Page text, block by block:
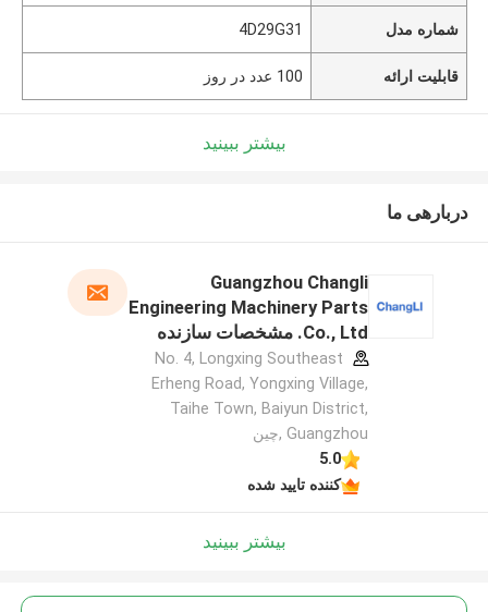
شماره مدل 4D29G31
قابلیت ارائه 100 عدد در روز
بیشتر ببینید
دربارهی ما
Guangzhou Changli
Engineering Machinery Parts
Co., Ltd. مشخصات سازنده
No. 4, Longxing Southeast
Erheng Road, Yongxing Village,
Taihe Town, Baiyun District,
Guangzhou ,چین
5.0
کننده تایید شده
بیشتر ببینید